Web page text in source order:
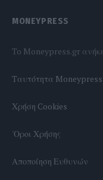
MONEYPRESS
To Moneypress.gr
Tαυτότητα
Χρήση Cookies
'Οροι Χρήσης
Αποποίηση Ευθυνών